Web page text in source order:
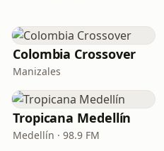
Colombia Crossover
Manizales
Tropicana Medellín
Medellín · 98.9 FM